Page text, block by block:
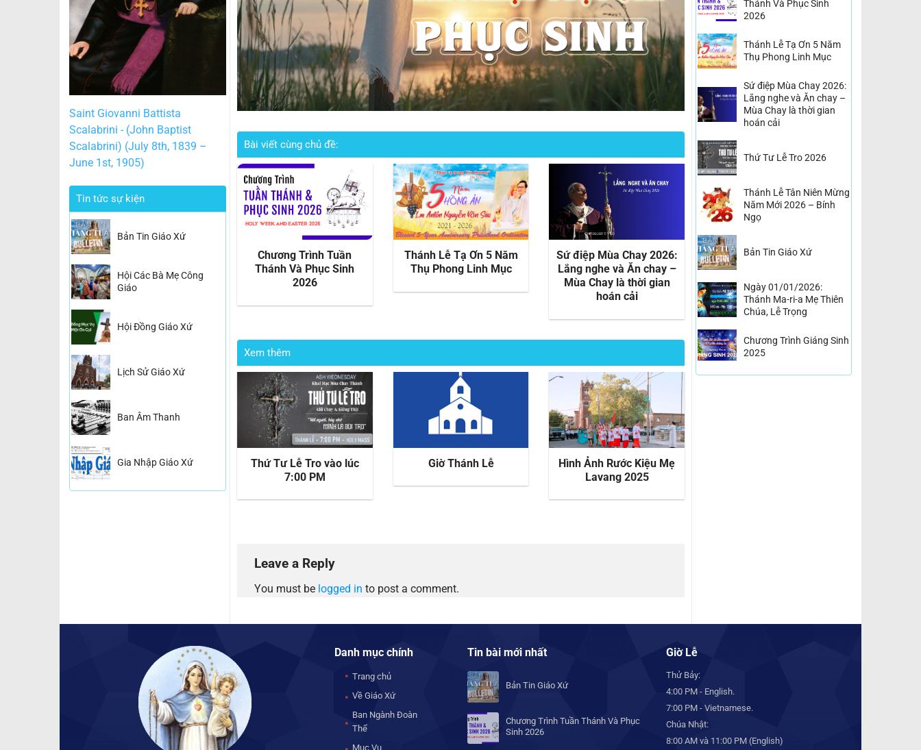
Saint Giovanni Battista
Scalabrini - (John Baptist
Scalabrini) (July 8th, 1839 –
June 1st, 1905)
Tin tức sự kiện
Bản Tin Giáo Xứ
Hội Các Bà Mẹ Công
Giáo
Hội Đồng Giáo Xứ
Lịch Sử Giáo Xứ
Ban Âm Thanh
Gia Nhập Giáo Xứ
Bài viết cùng chủ đề:
Chương Trình Tuần
Thánh Và Phục Sinh
2026
Thánh Lễ Tạ Ơn 5 Năm
Thụ Phong Linh Mục
Sứ điệp Mùa Chay 2026:
Lắng nghe và Ăn chay –
Mùa Chay là thời gian
hoán cải
Thứ Tư Lễ Tro 2026
Hình Ảnh Rước Kiệu Mẹ
Lavang 2025
Xem thêm
Thứ Tư Lễ Tro vào lúc
7:00 PM
Giờ Thánh Lễ
Hình Ảnh Rước Kiệu Mẹ
Lavang 2025
Gia Nhập Giáo Xứ
Leave a Reply
You must be logged in to post a comment.
Thánh Và Phục Sinh
2026
Thánh Lễ Tạ Ơn 5 Năm
Thụ Phong Linh Mục
Sứ điệp Mùa Chay 2026:
Lắng nghe và Ăn chay –
Mùa Chay là thời gian
hoán cải
Thứ Tư Lễ Tro 2026
Thánh Lễ Tân Niên Mừng
Năm Mới 2026 – Bính
Ngọ
Bản Tin Giáo Xứ
Ngày 01/01/2026:
Thánh Ma-ri-a Mẹ Thiên
Chúa, Lễ Trọng
Chương Trình Giáng Sinh
2025
Danh mục chính
Trang chủ
Về Giáo Xứ
Ban Ngành Đoàn
Thể
Mục Vụ
Tin bài mới nhất
Bản Tin Giáo Xứ
Chương Trình Tuần Thánh Và Phục
Sinh 2026
Giờ Lễ
Thử Bảy:
4:00 PM - English.
7:00 PM - Vietnamese.
Chúa Nhật:
8:00 AM và 11:00 PM (English)